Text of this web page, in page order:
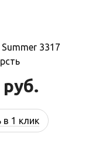
3317
руб.
в 1 клик